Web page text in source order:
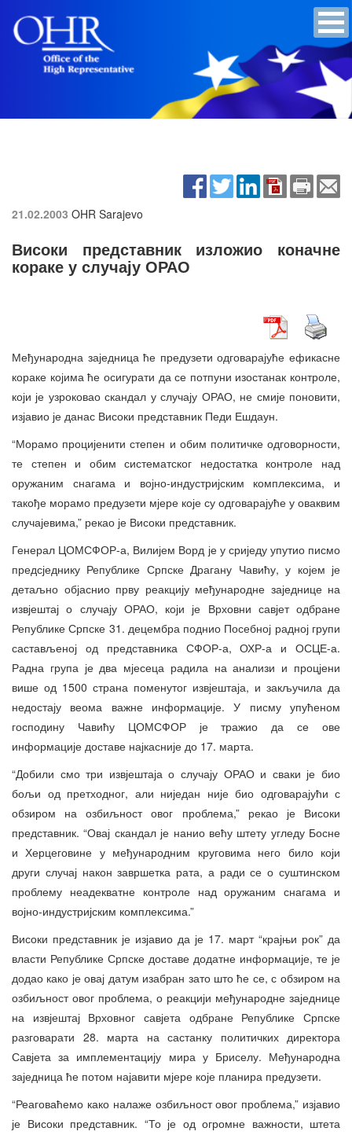
21.02.2003 OHR Sarajevo
Високи представник изложио коначне
кораке у случају ОРАО
Међународна заједница ће предузети одговарајуће ефикасне
кораке којима ће осигурати да се потпуни изостанак контроле,
који је узроковао скандал у случају ОРАО, не смије поновити,
изјавио је данас Високи представник Педи Ешдаун.
“Морамо процијенити степен и обим политичке одговорности,
те степен и обим систематског недостатка контроле над
оружаним снагама и војно-индустријским комплексима, и
такође морамо предузети мјере које су одговарајуће у оваквим
случајевима,” рекао је Високи представник.
Генерал ЦОМСФОР-а, Вилијем Ворд је у сриједу упутио писмо
предсједнику Републике Српске Драгану Чавићу, у којем је
детаљно објаснио прву реакцију међународне заједнице на
извјештај о случају ОРАО, који је Врховни савјет одбране
Републике Српске 31. децембра поднио Посебној радној групи
састављеној од представника СФОР-а, ОХР-а и ОСЦЕ-а.
Радна група је два мјесеца радила на анализи и процјени
више од 1500 страна поменутог извјештаја, и закључила да
недостају веома важне информације. У писму упућеном
господину Чавићу ЦОМСФОР је тражио да се ове
информације доставе најкасније до 17. марта.
“Добили смо три извјештаја о случају ОРАО и сваки је био
бољи од претходног, али ниједан није био одговарајући с
обзиром на озбиљност овог проблема,” рекао је Високи
представник. “Овај скандал је нанио већу штету угледу Босне
и Херцеговине у међународним круговима него било који
други случај након завршетка рата, а ради се о суштинском
проблему неадекватне контроле над оружаним снагама и
војно-индустријским комплексима.”
Високи представник је изјавио да је 17. март “крајњи рок” да
власти Републике Српске доставе додатне информације, те је
додао како је овај датум изабран зато што ће се, с обзиром на
озбиљност овог проблема, о реакцији међународне заједнице
на извјештај Врховног савјета одбране Републике Српске
разговарати 28. марта на састанку политичких директора
Савјета за имплементацију мира у Бриселу. Међународна
заједница ће потом најавити мјере које планира предузети.
“Реаговаћемо како налаже озбиљност овог проблема,” изјавио
је Високи представник. “То је од огромне важности, штета